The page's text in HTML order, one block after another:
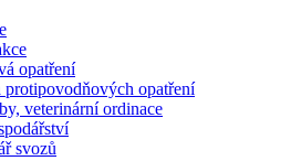
opatření
protipovodňových opatření
veterinární ordinace
svozů